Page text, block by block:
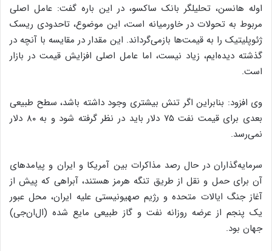
اوله هانسن، تحلیلگر بانک ساکسو، در این باره گفت: عامل اصلی
مربوط به تحولات در خاورمیانه است، این موضوع، تاحدودی ریسک
ژئوپلیتیک را به قیمت‌ها بازمی‌گرداند. این مقدار در مقایسه با آنچه در
گذشته دیده‌ایم، زیاد نیست، اما عامل اصلی افزایش قیمت در بازار
است.
وی افزود: بنابراین اگر تنش بیشتری وجود داشته باشد، سطح طبیعی
بعدی برای قیمت نفت ۷۵ دلار باید در نظر گرفته شود و به ۸۰ دلار
نمی‌رسد.
سرمایه‌گذاران در حال رصد مذاکرات بین آمریکا و ایران و پیامدهای
آن برای حمل و نقل از طریق تنگه هرمز هستند، آبراهی که پیش از
آغاز جنگ ایالات متحده و رژیم صهیونیستی علیه ایران، محل عبور
یک پنجم از عرضه روزانه نفت و گاز طبیعی مایع شده (ال‌ان‌جی)
جهان بود.